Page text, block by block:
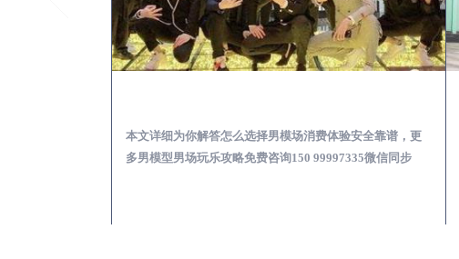
本文详细为你解答怎么选择男模场消费体验安全靠谱，更
多男模型男场玩乐攻略免费咨询150 99997335微信同步